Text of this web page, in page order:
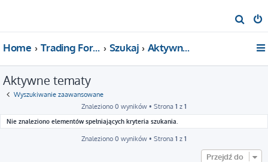
z
Home Trading For a Living Szukaj Aktywne tematy
Aktywne tematy
Wyszukiwanie zaawansowane
Znaleziono 0 wyników • Strona 1 z 1
Nie znaleziono elementów spełniających kryteria szukania.
Znaleziono 0 wyników • Strona 1 z 1
Przejdź do